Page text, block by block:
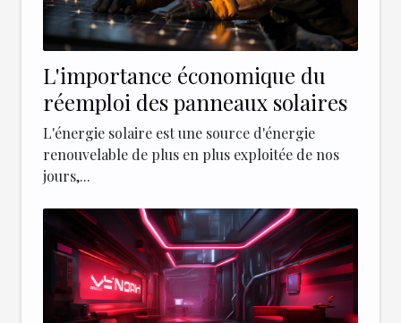
L'importance économique du
réemploi des panneaux solaires
L'énergie solaire est une source d'énergie
renouvelable de plus en plus exploitée de nos
jours,...